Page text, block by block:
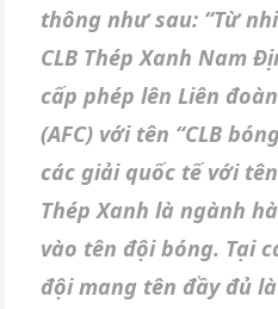
thông như sau: “Từ
CLB Thép Xanh Nam
cấp phép lên Liên
(AFC) với tên “CLB
các giải quốc tế với
Thép Xanh là ngành
vào tên đội bóng. Tại
đội mang tên đầy đủ